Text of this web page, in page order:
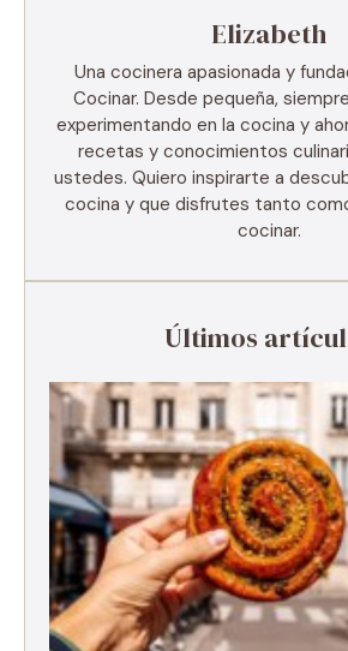
Elizabeth
Una cocinera apasionada y
Cocinar. Desde pequeña,
experimentando en la cocina y
recetas y conocimientos
ustedes. Quiero inspirarte a
cocina y que disfrutes tanto
cocinar.
Últimos